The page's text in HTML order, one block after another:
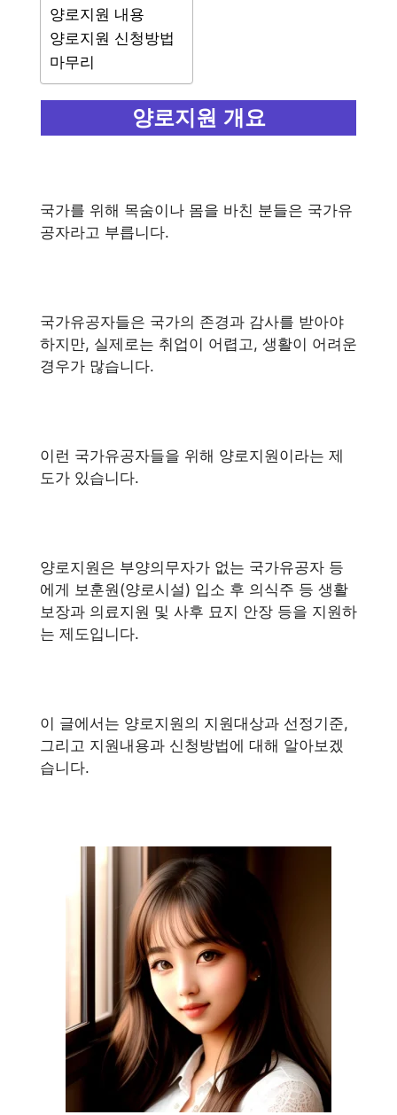
양로지원 내용
양로지원 신청방법
마무리
양로지원 개요
국가를 위해 목숨이나 몸을 바친 분들은 국가유
공자라고 부릅니다.
국가유공자들은 국가의 존경과 감사를 받아야
하지만, 실제로는 취업이 어렵고, 생활이 어려운
경우가 많습니다.
이런 국가유공자들을 위해 양로지원이라는 제
도가 있습니다.
양로지원은 부양의무자가 없는 국가유공자 등
에게 보훈원(양로시설) 입소 후 의식주 등 생활
보장과 의료지원 및 사후 묘지 안장 등을 지원하
는 제도입니다.
이 글에서는 양로지원의 지원대상과 선정기준,
그리고 지원내용과 신청방법에 대해 알아보겠
습니다.